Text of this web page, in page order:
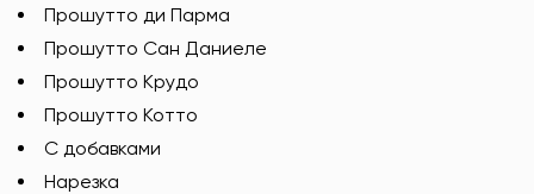
Прошутто ди Парма
Прошутто Сан Даниеле
Прошутто Крудо
Прошутто Котто
С добавками
Нарезка